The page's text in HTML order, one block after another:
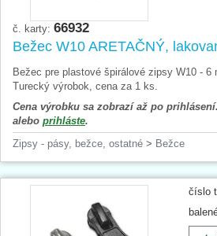
č. karty: 66932
Bežec W10 ARETAČNÝ,
Bežec pre plastové špirálové zipsy W10 - 6
Turecký výrobok, cena za 1 ks.
Cena výrobku sa zobrazí až po
alebo prihláste.
Zipsy - pásy, bežce, ostatné > Bežce
číslo